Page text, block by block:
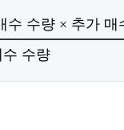
수 수량 × 추가 매
수량